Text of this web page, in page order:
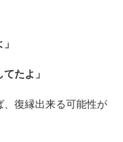
たよ」
復縁出来る可能性が